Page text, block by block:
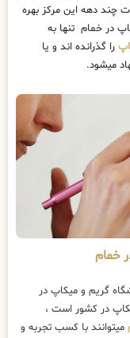
چند دهه این مرکز بهره
در خمام تنها به
را گذرانده اند و یا
خمام
گریم و میکاپ در
در کشور است ،
میتوانند با کسب تجربه و